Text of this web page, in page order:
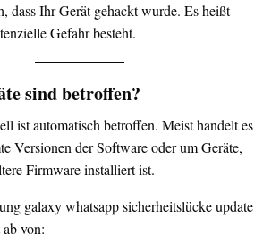
dass Ihr Gerät gehackt wurde. Es heißt
Gefahr besteht.
sind betroffen?
ist automatisch betroffen. Meist handelt es
Versionen der Software oder um Geräte,
Firmware installiert ist.
galaxy whatsapp sicherheitslücke update
von: